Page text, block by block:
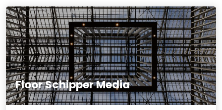
Floor Schipper Media